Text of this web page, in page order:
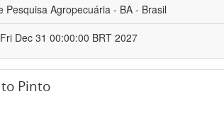
Pesquisa Agropecuária - BA - Brasil
Dec 31 00:00:00 BRT 2027
Pinto